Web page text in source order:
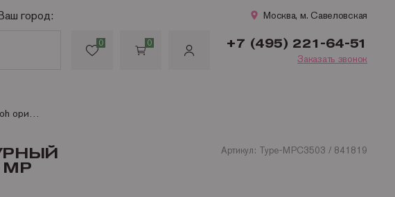
город: Москва, м. Савеловская
0 0 +7 (495) 221-64-51
Заказать звонок
Type-MPC3503 / 841819 Ricoh оригинальный пурпурный картридж для Ricoh Aficio MP C3003/Ricoh Aficio MP C3503/Ricoh Aficio MP C3004 (18 000 стр.)
Артикул: Type-MPC3503 / 841819